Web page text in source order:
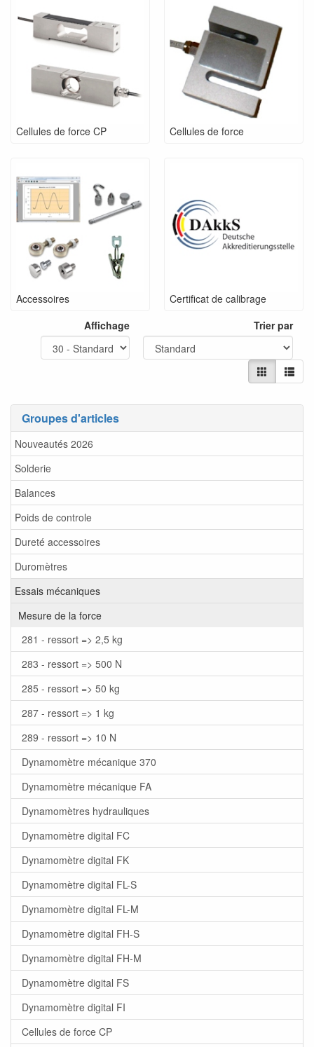
Groupes d'articles
Nouveautés 2026
Solderie
Balances
Poids de controle
Dureté accessoires
Duromètres
Essais mécaniques
Mesure de la force
281 - ressort => 2,5 kg
283 - ressort => 500 N
285 - ressort => 50 kg
287 - ressort => 1 kg
289 - ressort => 10 N
Dynamomètre mécanique 370
Dynamomètre mécanique FA
Dynamomètres hydrauliques
Dynamomètre digital FC
Dynamomètre digital FK
Dynamomètre digital FL-S
Dynamomètre digital FL-M
Dynamomètre digital FH-S
Dynamomètre digital FH-M
Dynamomètre digital FS
Dynamomètre digital FI
Cellules de force CP
Cellules de force CP Cellules de force
Accessoires
Certificat de calibrage
Affichage
Trier par